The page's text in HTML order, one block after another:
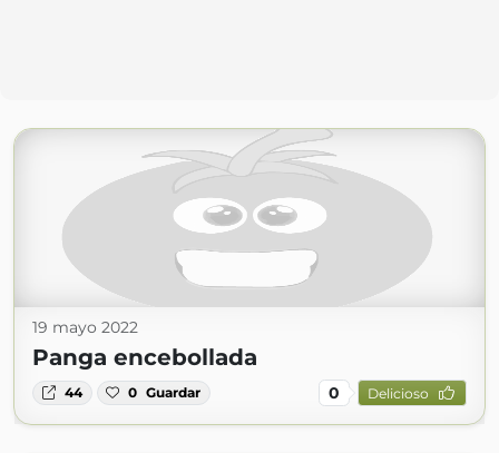
19 mayo 2022
Panga encebollada
44 0 Guardar 0 Delicioso